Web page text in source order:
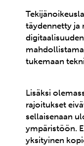
täydennetty ja
tukemaan
Lisäksi
rajoitukset
sellaisenaan
ympäristöön.
yksityinen